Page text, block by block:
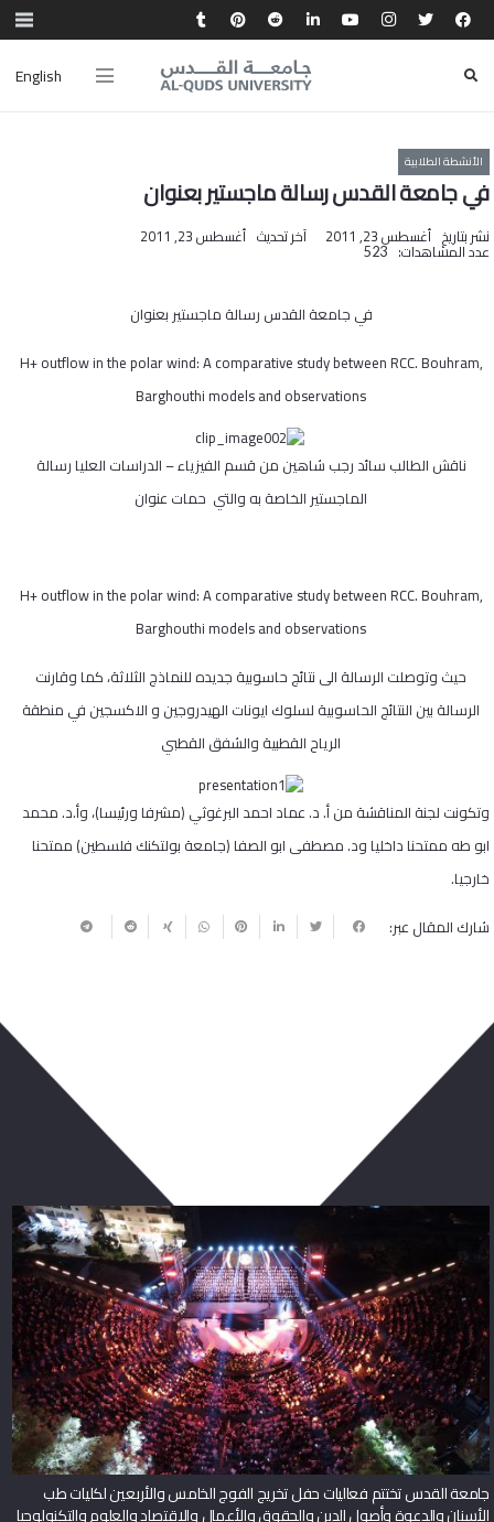
English
الأنشطة الطلابية
في جامعة القدس رسالة ماجستير بعنوان
نشر بتاريخ أغسطس 23, 2011 آخر تحديث أغسطس 23, 2011
عدد المشاهدات: 523
في جامعة القدس رسالة ماجستير بعنوان
H+ outflow in the polar wind: A comparative study between RCC. Bouhram,
Barghouthi models and observations
ناقش الطالب سائد رجب شاهين من قسم الفيزياء – الدراسات العليا رسالة
الماجستير الخاصة به والتي حمات عنوان
H+ outflow in the polar wind: A comparative study between RCC. Bouhram,
Barghouthi models and observations
حيث وتوصلت الرسالة الى نتائج حاسوبية جديده للنماذج الثلاثة، كما وقارنت
الرسالة بين النتائج الحاسوبية لسلوك ايونات الهيدروجين و الاكسجين في منطقة
الرياح القطبية والشفق القطبي
وتكونت لجنة المناقشة من أ. د. عماد احمد البرغوثي (مشرفا ورئيسا)، وأ.د. محمد
ابو طه ممتحنا داخليا ود. مصطفى ابو الصفا (جامعة بولتكنك فلسطين) ممتحنا
خارجيا.
شارك المقال عبر:
جامعة القدس تختتم فعاليات حفل تخريج الفوج الخامس والأربعين لكليات طب
الأسنان والدعوة وأصول الدين والحقوق والأعمال والاقتصاد والعلوم والتكنولوجيا